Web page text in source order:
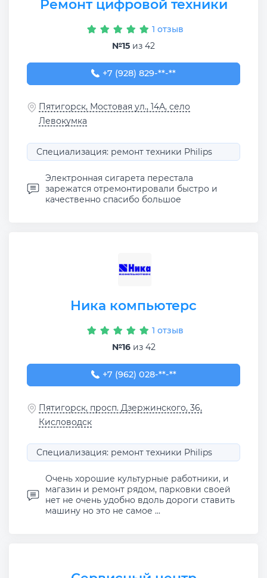
Ремонт цифровой техники
1 отзыв
№15 из 42
+7 (928) 829-16-93
+7 (928) 829-**-**
Пятигорск, Мостовая ул., 14А, село
Левокумка
Специализация: ремонт техники Philips
Электронная сигарета перестала
зарежатся отремонтировали быстро и
качественно спасибо большое
Ника компьютерс
1 отзыв
№16из 42
+7 (962) 028-04-77
+7 (962) 028-**-**
Пятигорск, просп. Дзержинского, 36,
Кисловодск
Специализация: ремонт техники Philips
Очень хорошие культурные работники, и
магазин и ремонт рядом, парковки своей
нет не очень удобно вдоль дороги ставить
машину но это не самое ...